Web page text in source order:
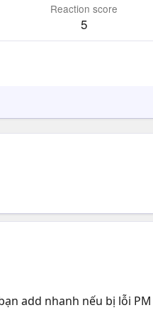
Reaction score
5
add nhanh nếu bị lỗi